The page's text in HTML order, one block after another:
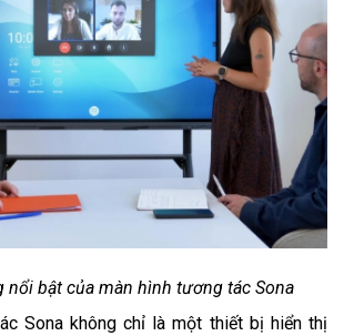
nổi bật của màn hình tương tác Sona
Sona không chỉ là một thiết bị hiển thị